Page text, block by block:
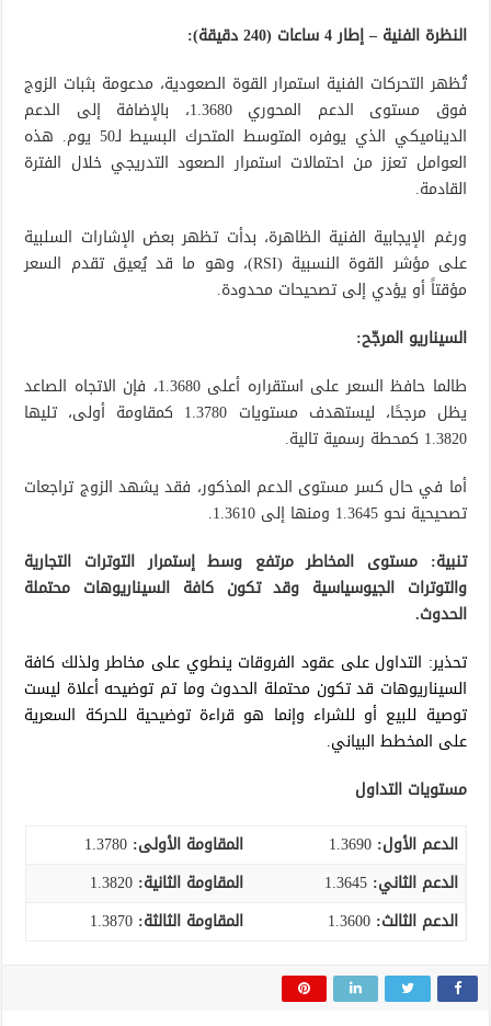
النظرة الفنية – إطار 4 ساعات (240 دقيقة):
تُظهر التحركات الفنية استمرار القوة الصعودية، مدعومة بثبات الزوج
فوق مستوى الدعم المحوري 1.3680، بالإضافة إلى الدعم
الديناميكي الذي يوفره المتوسط المتحرك البسيط لـ50 يوم. هذه
العوامل تعزز من احتمالات استمرار الصعود التدريجي خلال الفترة
القادمة.
ورغم الإيجابية الفنية الظاهرة، بدأت تظهر بعض الإشارات السلبية
على مؤشر القوة النسبية (RSI)، وهو ما قد يُعيق تقدم السعر
مؤقتاً أو يؤدي إلى تصحيحات محدودة.
السيناريو المرجّح:
طالما حافظ السعر على استقراره أعلى 1.3680، فإن الاتجاه الصاعد
يظل مرجحًا، ليستهدف مستويات 1.3780 كمقاومة أولى، تليها
1.3820 كمحطة رسمية تالية.
أما في حال كسر مستوى الدعم المذكور، فقد يشهد الزوج تراجعات
تصحيحية نحو 1.3645 ومنها إلى 1.3610.
تنبية: مستوى المخاطر مرتفع وسط إستمرار التوترات التجارية
والتوترات الجيوسياسية وقد تكون كافة السيناريوهات محتملة
الحدوث.
تحذير: التداول على عقود الفروقات ينطوي على مخاطر ولذلك كافة
السيناريوهات قد تكون محتملة الحدوث وما تم توضيحه أعلاة ليست
توصية للبيع أو للشراء وإنما هو قراءة توضيحية للحركة السعرية
على المخطط البياني.
مستويات التداول
الدعم الأول: 1.3690 المقاومة الأولى:
الدعم الثاني:
المقاومة الثانية:
الدعم الثالث: المقاومة الثالثة: